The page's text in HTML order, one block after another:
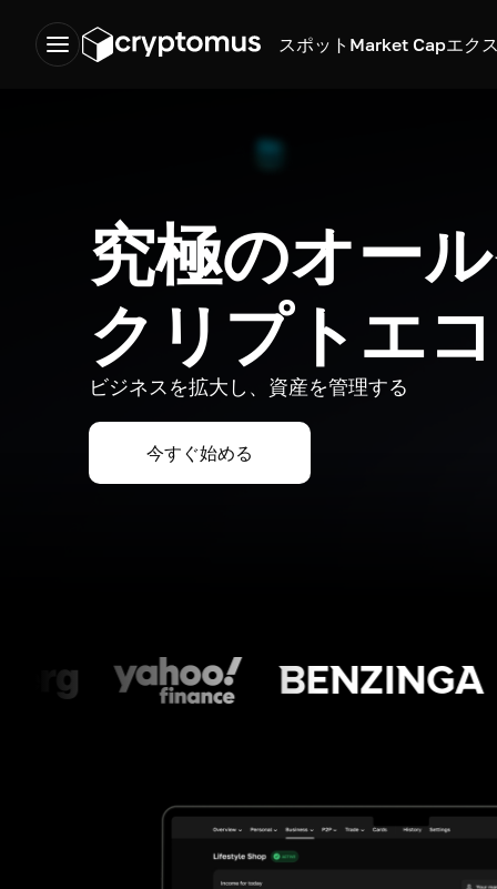
スポット Market Capエク
究極のオー
クリプトエ
ビジネスを拡大し、資産を管理する
今すぐ始める